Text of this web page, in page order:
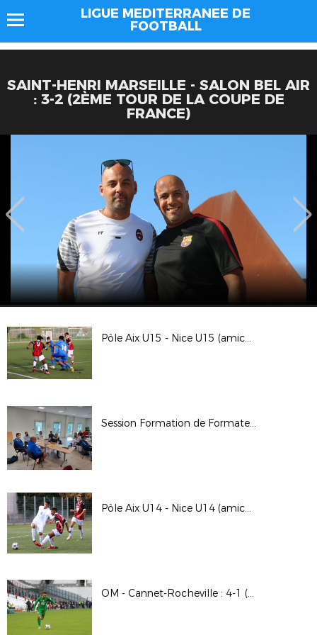
LIGUE MEDITERRANEE DE
FOOTBALL
SAINT-HENRI MARSEILLE - SALON BEL AIR
: 3-2 (2ÈME TOUR DE LA COUPE DE
FRANCE)
Pôle Aix U15 - Nice U15 (amical) : 0-1 (Trans-en-Provence)
Session Formation de Formateurs (Aix-en-Provence)
Pôle Aix U14 - Nice U14 (amical) : 1-1 (Trans-en-Provence)
OM - Cannet-Rocheville : 4-1 (32èmes de finale de la Coupe de France)